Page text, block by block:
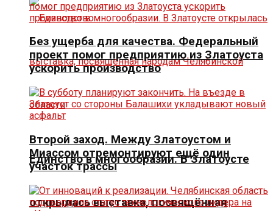
Единство в многообразии. В Златоусте
открылась выставка, посвящённая
Без ущерба для качества. Федеральный
проект помог предприятию из Златоуста
ускорить производство
Второй заход. Между Златоустом и
Миассом отремонтируют ещё один
участок трассы